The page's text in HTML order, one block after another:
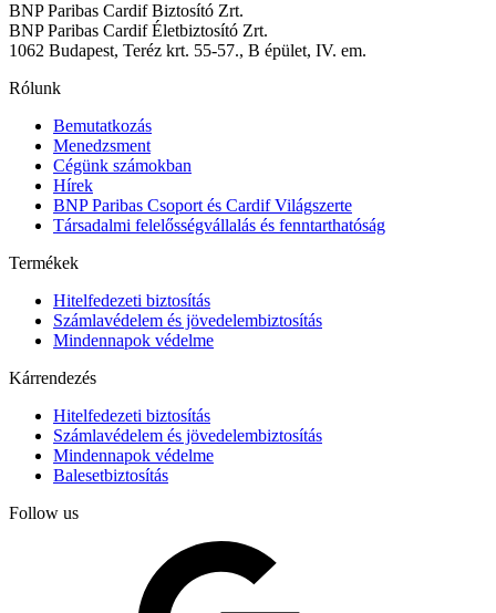
BNP Paribas Cardif Biztosító Zrt.
BNP Paribas Cardif Életbiztosító Zrt.
1062 Budapest, Teréz krt. 55-57., B épület, IV. em.
Rólunk
Bemutatkozás
Menedzsment
Cégünk számokban
Hírek
BNP Paribas Csoport és Cardif Világszerte
Társadalmi felelősségvállalás és fenntarthatóság
Termékek
Hitelfedezeti biztosítás
Számlavédelem és jövedelembiztosítás
Mindennapok védelme
Kárrendezés
Hitelfedezeti biztosítás
Számlavédelem és jövedelembiztosítás
Mindennapok védelme
Balesetbiztosítás
Follow us